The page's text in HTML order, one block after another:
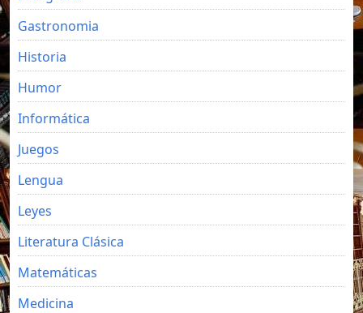
Gastronomia
Historia
Humor
Informática
Juegos
Lengua
Leyes
Literatura Clásica
Matemáticas
Medicina